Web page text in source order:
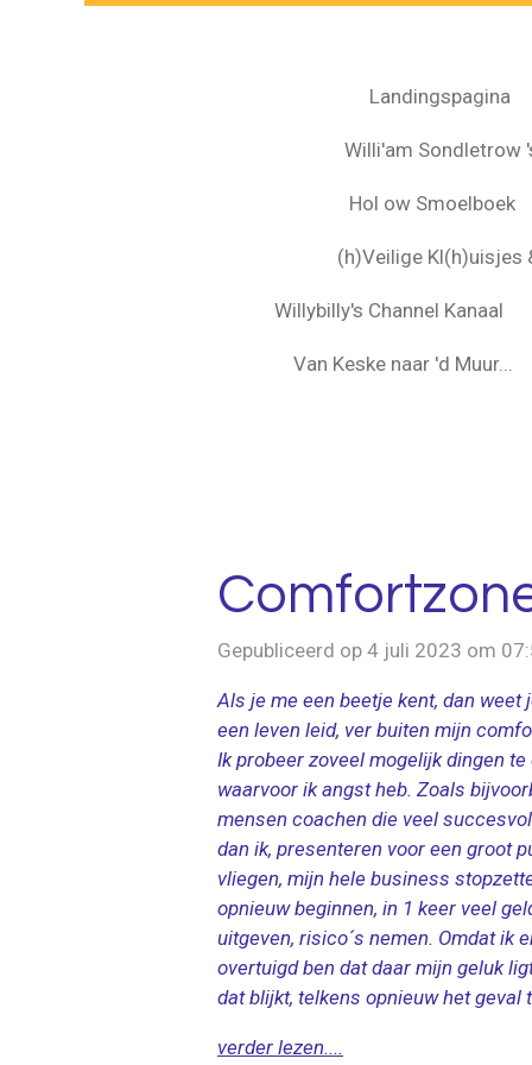
Landingspagina
Willi'am Sondletrow
Hol ow Smoelboek
(h)Veilige Kl(h)uisjes
Willybilly's Channel Kanaal
Van Keske naar 'd Muur...
Gepubliceerd op 4 juli 2023 om
Als je me een beetje kent, dan weet
een leven leid, ver buiten mijn
Ik probeer zoveel mogelijk dingen te
waarvoor ik angst heb. Zoals
mensen coachen die veel
dan ik, presenteren voor een groot
vliegen, mijn hele business
opnieuw beginnen, in 1 keer veel
uitgeven, risico´s nemen. Omdat ik
overtuigd ben dat daar mijn geluk
dat blijkt, telkens opnieuw het geval
verder lezen....